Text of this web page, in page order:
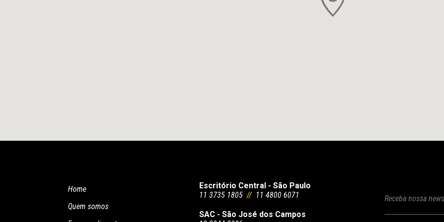
Home
Quem somos
Escritório Central - São Paulo
11 3735 1805 // 11 4800 6071
SAC - São José dos Campos
Receba nossa